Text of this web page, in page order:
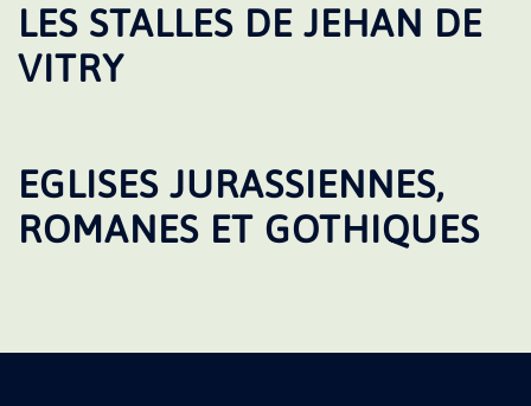
LES STALLES DE JEHAN DE
VITRY
EGLISES JURASSIENNES,
ROMANES ET GOTHIQUES